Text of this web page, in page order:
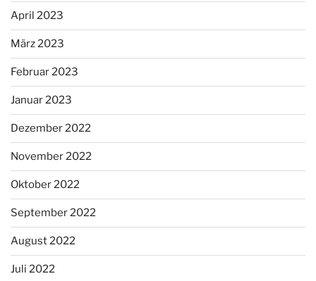
April 2023
März 2023
Februar 2023
Januar 2023
Dezember 2022
November 2022
Oktober 2022
September 2022
August 2022
Juli 2022